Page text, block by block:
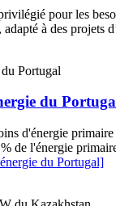
pour les
à des projets
du
d'énergie
de l'énergie
du Portugal]